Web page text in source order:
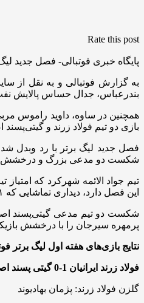
Rate this post
پایگاه خبری فوتبالی- فصل جدید
به گزارش فوتبالی و به نقل از
بندرعباس، جدال حساس پالایش
همچنین در ساوه، داوید راموس
بازی دو تیم فولاد زرند و
شکست دو مدعی بزرگ و درخشش
تیم جواد الائمه شهرکرد که
این فصل دارد، دیداری تماشایی که ۱۱ گل در پی داشت. در این هفته ۵ بازیکن موفق به دبل شدند.
شکست دو تیم مدعی گیتی‌پسند
پرمهره سیرجان را با درخشش
نتایج بازی‌های هفته اول لیگ برتر
فولاد زرند ایرانیان 1-0 گیتی پسند اصفهان
گلزن فولاد زرند: پژمان بهادیوند